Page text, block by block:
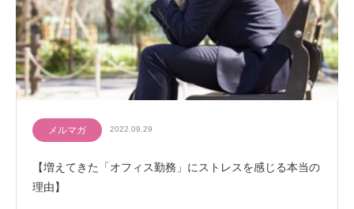
メルマガ 2022.09.29
【増えてきた「オフィス勤務」にストレスを感じる本当の
理由】